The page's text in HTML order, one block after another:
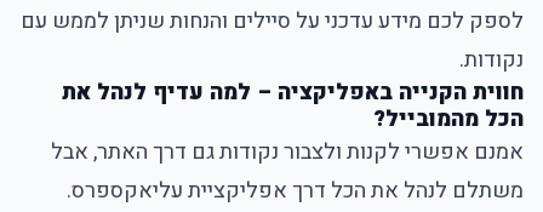
לספק לכם מידע עדכני על סיילים והנחות שניתן לממש עם
נקודות.
חווית הקנייה באפליקציה – למה עדיף לנהל את
הכל מהמובייל?
אמנם אפשרי לקנות ולצבור נקודות גם דרך האתר, אבל
משתלם לנהל את הכל דרך אפליקציית עליאקספרס.